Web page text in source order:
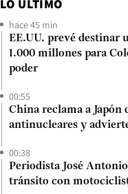
LO ÚLTIMO
hace 45 min
EE.UU. prevé destinar
1.000 millones para
poder
00:55
China reclama a Japón
antinucleares y
00:38
Periodista José
tránsito con